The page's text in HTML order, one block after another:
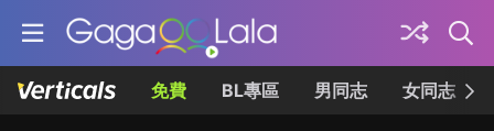
免費 BL專區 男同志 女同志